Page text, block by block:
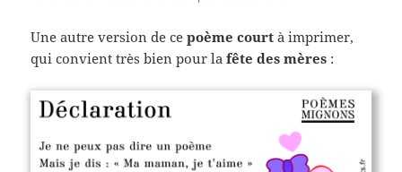
Une autre version de cepoème court à imprimer,
qui convient très bien pour lafête des mères :